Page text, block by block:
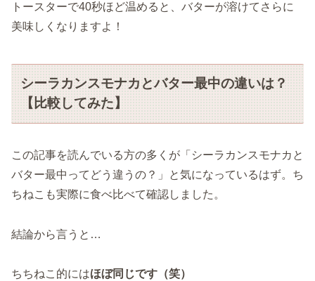
トースターで40秒ほど温めると、バターが溶けてさらに
美味しくなりますよ！
シーラカンスモナカとバター最中の違いは？
【比較してみた】
この記事を読んでいる方の多くが「シーラカンスモナカと
バター最中ってどう違うの？」と気になっているはず。ち
ちねこも実際に食べ比べて確認しました。
結論から言うと…
ちちねこ的にはほぼ同じです（笑）